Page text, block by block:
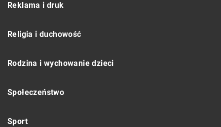
Reklama i druk
Religia i duchowość
Rodzina i wychowanie dzieci
Społeczeństwo
Sport